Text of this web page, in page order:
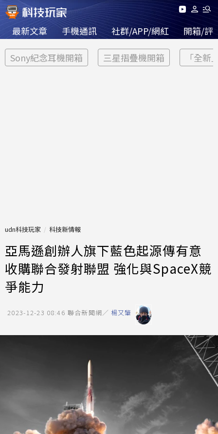
最新文章 手機通訊 社群/APP/網紅 開箱/評
Sony紀念耳機開箱 三星摺疊機開箱 「全新
udn科技玩家 科技新情報
亞馬遜創辦人旗下藍色起源傳有意
收購聯合發射聯盟 強化與SpaceX競
爭能力
2023-12-23 08:46 聯合新聞網／ 楊又肇